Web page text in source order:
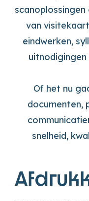
van
eindwerken,
Of het nu
documenten,
snelheid,